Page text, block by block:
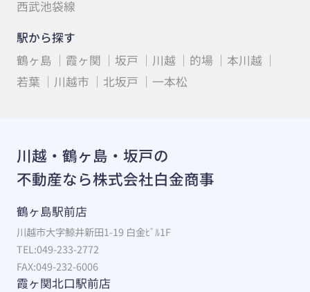
西武池袋線
駅から探す
鶴ヶ島
霞ヶ関 坂戸 川越 的場
本川越
若葉
川越市 北坂戸 一本松
川越・鶴ヶ島・坂戸の
不動産なら株式会社白金商事
鶴ヶ島駅前店
川越市大字鯨井新田1-19 白金ﾋﾞﾙ1F
TEL:049-233-2772
FAX:049-232-6006
霞ヶ関北口駅前店